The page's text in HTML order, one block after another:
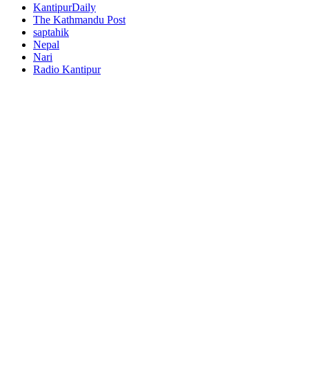
KantipurDaily
The Kathmandu Post
saptahik
Nepal
Nari
Radio Kantipur